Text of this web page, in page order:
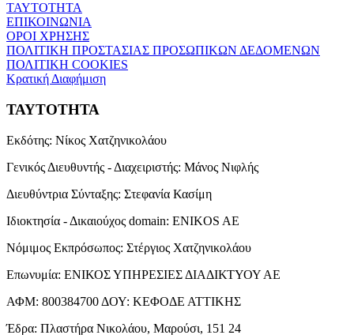
ΤΑΥΤΟΤΗΤΑ
ΕΠΙΚΟΙΝΩΝΙΑ
ΟΡΟΙ ΧΡΗΣΗΣ
ΠΟΛΙΤΙΚΗ ΠΡΟΣΤΑΣΙΑΣ ΠΡΟΣΩΠΙΚΩΝ ΔΕΔΟΜΕΝΩΝ
ΠΟΛΙΤΙΚΗ COOKIES
Κρατική Διαφήμιση
ΤΑΥΤΟΤΗΤΑ
Εκδότης: Νίκος Χατζηνικολάου
Γενικός Διευθυντής - Διαχειριστής: Μάνος Νιφλής
Διευθύντρια Σύνταξης: Στεφανία Κασίμη
Ιδιοκτησία - Δικαιούχος domain: ENIKOS AE
Νόμιμος Εκπρόσωπος: Στέργιος Χατζηνικολάου
Επωνυμία: ΕΝΙΚΟΣ ΥΠΗΡΕΣΙΕΣ ΔΙΑΔΙΚΤΥΟΥ ΑΕ
ΑΦΜ: 800384700 ΔΟΥ: ΚΕΦΟΔΕ ΑΤΤΙΚΗΣ
Έδρα: Πλαστήρα Νικολάου, Μαρούσι, 151 24